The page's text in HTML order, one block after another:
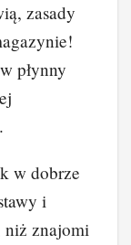
zasady
płynny
w dobrze
i
niż znajomi